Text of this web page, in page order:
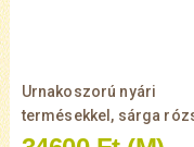
Urnakoszorú nyári
termésekkel, sárga